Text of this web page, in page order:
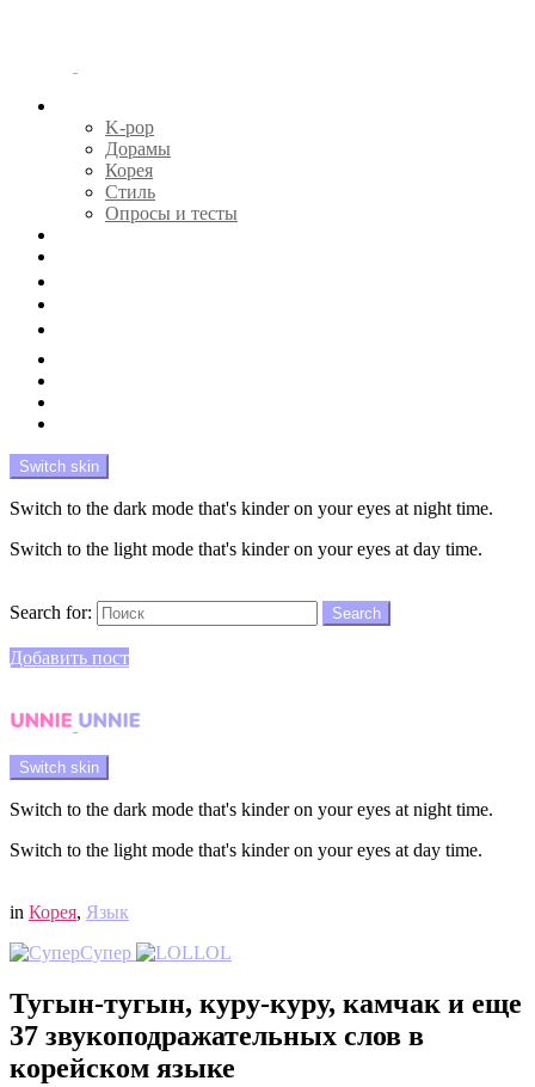
K-pop
Дорамы
Корея
Стиль
Опросы и тесты
Switch skin
Switch to the dark mode that's kinder on your eyes at night time.
Switch to the light mode that's kinder on your eyes at day time.
Search for:
Search
Добавить пост
Switch skin
Switch to the dark mode that's kinder on your eyes at night time.
Switch to the light mode that's kinder on your eyes at day time.
in Корея, Язык
Супер
LOL
Тугын-тугын, куру-куру, камчак и еще
37 звукоподражательных слов в
корейском языке